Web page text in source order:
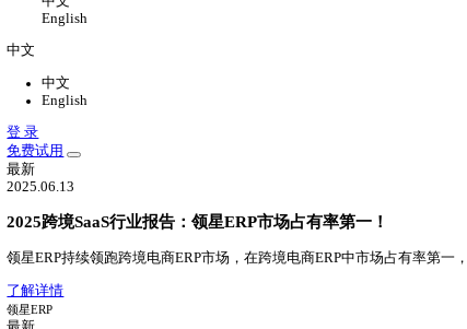
中文
中文
English
中文